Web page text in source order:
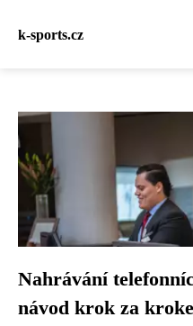
k-sports.cz
Nahrávání
návod krok za